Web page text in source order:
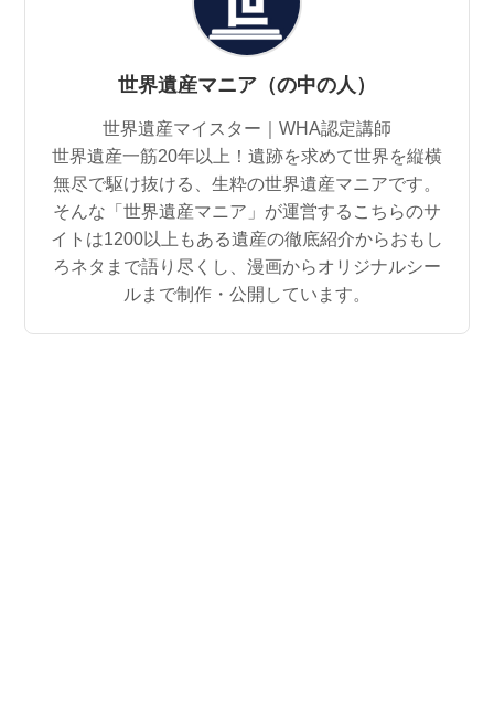
世界遺産マニア（の中の人）
世界遺産マイスター｜WHA認定講師
世界遺産一筋20年以上！遺跡を求めて世界を縦横
無尽で駆け抜ける、生粋の世界遺産マニアです。
そんな「世界遺産マニア」が運営するこちらのサ
イトは1200以上もある遺産の徹底紹介からおもし
ろネタまで語り尽くし、漫画からオリジナルシー
ルまで制作・公開しています。